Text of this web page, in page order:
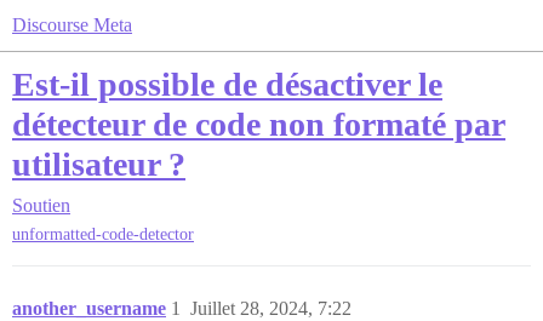
Discourse Meta
Est-il possible de désactiver le
détecteur de code non formaté par
utilisateur ?
Soutien
unformatted-code-detector
another_username Juillet 28, 2024, 7:22
1